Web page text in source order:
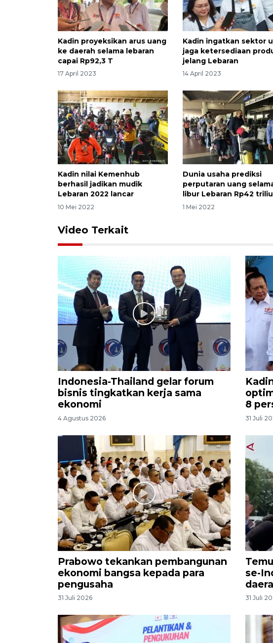
Kadin proyeksikan arus uang
ke daerah selama lebaran
capai Rp92,3 T
17 April 2023
Kadin ingatkan sektor
jaga ketersediaan
jelang Lebaran
14 April 2023
Kadin nilai Kemenhub
berhasil jadikan mudik
Lebaran 2022 lancar
10 Mei 2022
Dunia usaha prediksi
perputaran uang
libur Lebaran Rp42
1 Mei 2022
Video Terkait
Indonesia-Thailand gelar forum
bisnis tingkatkan kerja sama
ekonomi
4 Agustus 2026
8
31 Juli
Prabowo tekankan pembangunan
ekonomi bangsa kepada para
pengusaha
31 Juli 2026
se-
31 Juli